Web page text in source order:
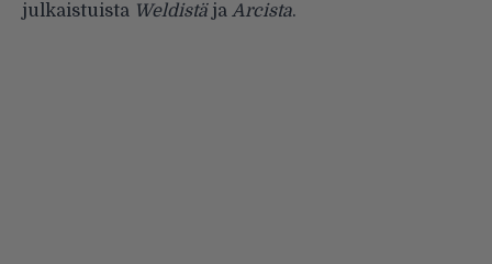
julkaistuista Weldistäja Arcista.